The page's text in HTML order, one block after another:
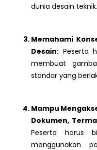
dunia desain teknik.
Memahami
Desain: Peserta
membuat
standar yang
Mampu
Dokumen,
Peserta harus
menggunakan